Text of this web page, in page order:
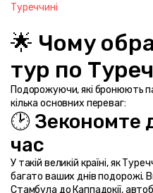
Туреччині
🌟 Чому
тур по
Подорожуючи, які бронюють
кілька основних переваг:
🕑 Зекономте
час
У такій великій країні, як
багато ваших днів подорожі.
Стамбула до Каппадокії,